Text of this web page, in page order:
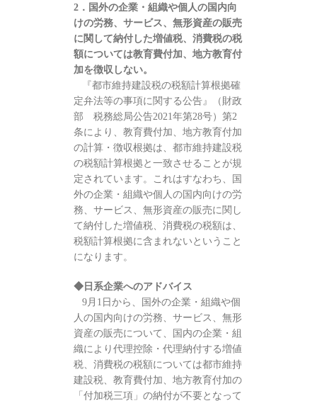
2．国外の企業・組織や個人の国内向
けの労務、サービス、無形資産の販売
に関して納付した増値税、消費税の税
額については教育費付加、地方教育付
加を徴収しない。
『都市維持建設税の税額計算根拠確
定弁法等の事項に関する公告』（財政
部 税務総局公告2021年第28号）第2
条により、教育費付加、地方教育付加
の計算・徴収根拠は、都市維持建設税
の税額計算根拠と一致させることが規
定されています。これはすなわち、国
外の企業・組織や個人の国内向けの労
務、サービス、無形資産の販売に関し
て納付した増値税、消費税の税額は、
税額計算根拠に含まれないということ
になります。
◆日系企業へのアドバイス
9月1日から、国外の企業・組織や個
人の国内向けの労務、サービス、無形
資産の販売について、国内の企業・組
織により代理控除・代理納付する増値
税、消費税の税額については都市維持
建設税、教育費付加、地方教育付加の
「付加税三項」の納付が不要となって